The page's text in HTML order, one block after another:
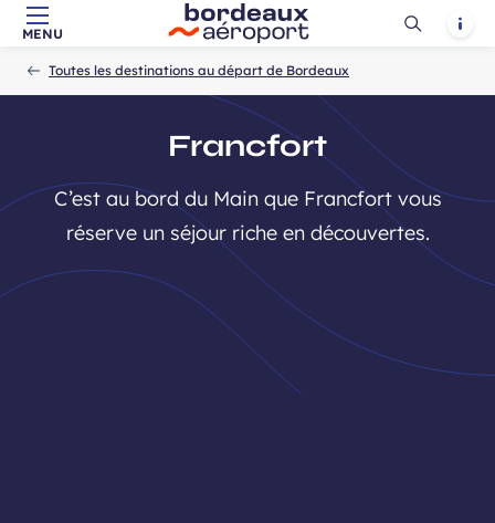
Aller au contenu principal
Aller à la navigation
-
Aller à la
MENU
Ouvrir
Toutes les destinations au départ de Bordeaux
Francfort
C’est au bord du Main que Francfort vous
réserve un séjour riche en découvertes.